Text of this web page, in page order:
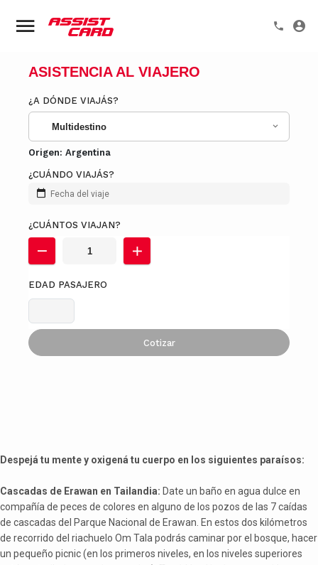
ASISTENCIA AL VIAJERO
¿A DÓNDE VIAJÁS?
Multidestino
Origen: Argentina
¿CUÁNDO VIAJÁS?
Fecha del viaje
¿CUÁNTOS VIAJAN?
EDAD PASAJERO
Cotizar
Despejá tu mente y oxigená tu cuerpo en los siguientes paraísos:
Cascadas de Erawan en Tailandia: Date un baño en agua dulce en
compañía de peces de colores en alguno de los pozos de las 7 caídas
de cascadas del Parque Nacional de Erawan. En estos dos kilómetros
de recorrido del riachuelo Om Tala podrás caminar por el bosque, hacer
un pequeño picnic (en los primeros niveles, en los niveles superiores